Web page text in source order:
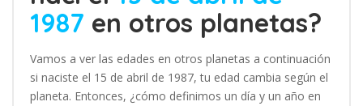
1987 en otros planetas?
Vamos a ver las edades en otros planetas a continuación
si naciste el 15 de abril de 1987, tu edad cambia según el
planeta. Entonces, ¿cómo definimos un día y un año en